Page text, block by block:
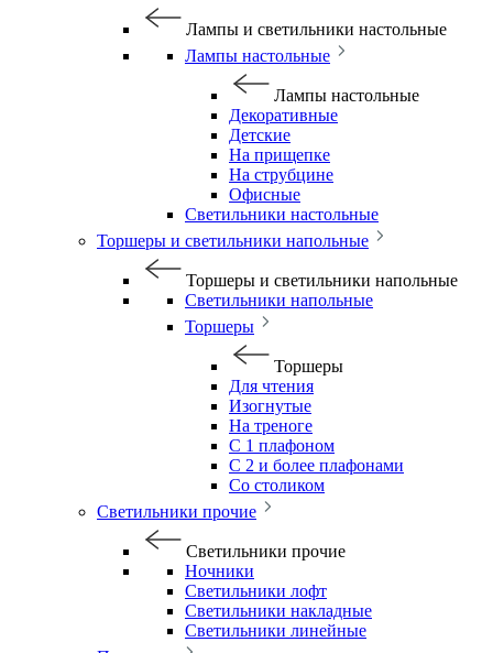
Лампы и светильники настольные
Лампы настольные
Лампы настольные
Декоративные
Детские
На прищепке
На струбцине
Офисные
Светильники настольные
Торшеры и светильники напольные
Торшеры и светильники напольные
Светильники напольные
Торшеры
Торшеры
Для чтения
Изогнутые
На треноге
С 1 плафоном
С 2 и более плафонами
Со столиком
Светильники прочие
Светильники прочие
Ночники
Светильники лофт
Светильники накладные
Светильники линейные